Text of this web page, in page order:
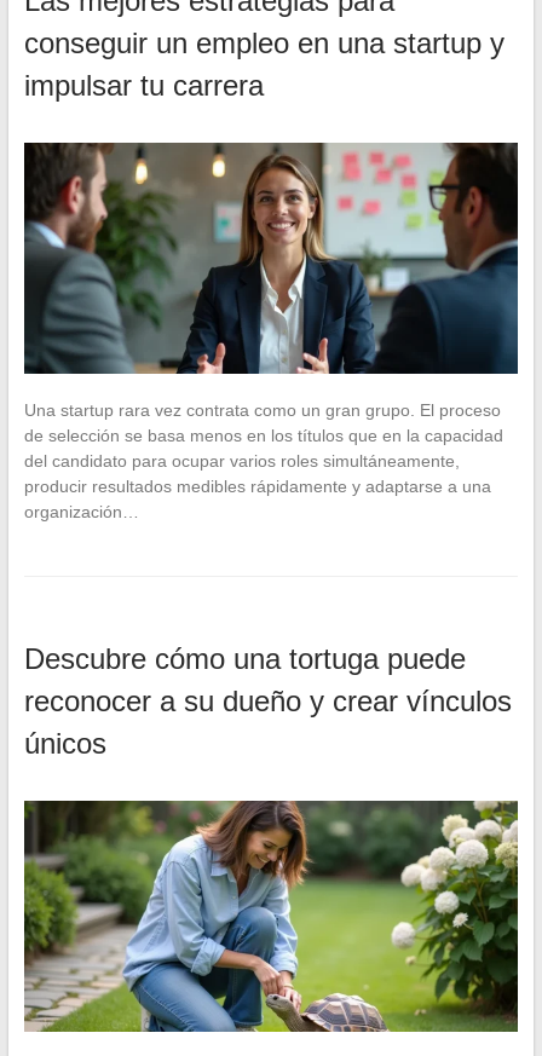
conseguir un empleo en una startup y
impulsar tu carrera
Una startup rara vez contrata como un gran grupo. El proceso
de selección se basa menos en los títulos que en la capacidad
del candidato para ocupar varios roles simultáneamente,
producir resultados medibles rápidamente y adaptarse a una
organización…
Descubre cómo una tortuga puede
reconocer a su dueño y crear vínculos
únicos